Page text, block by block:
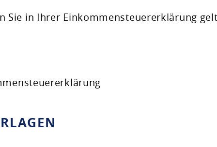
Sie in Ihrer Einkommensteuererklärung